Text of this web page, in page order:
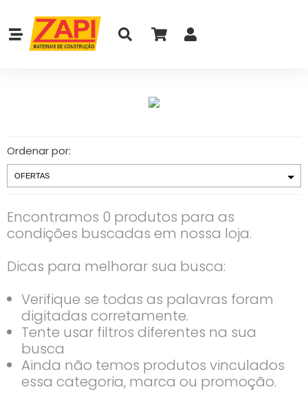
Ordenar por:
Encontramos 0 produtos para as
condições buscadas em nossa loja.
Dicas para melhorar sua busca:
Verifique se todas as palavras foram
digitadas corretamente.
Tente usar filtros diferentes na sua
busca
Ainda não temos produtos vinculados
essa categoria, marca ou promoção.